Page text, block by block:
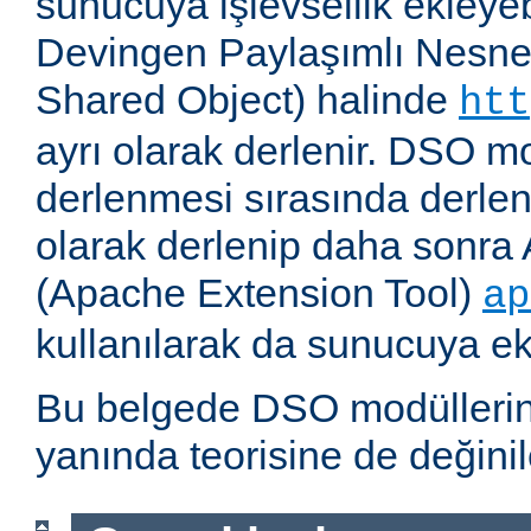
Devingen Paylaşımlı
Shared Object) halinde
ayrı olarak derlenir. DSO
derlenmesi sırasında
olarak derlenip daha sonra
(Apache Extension Tool)
kullanılarak da sunucuya
Bu belgede DSO
yanında teorisine de